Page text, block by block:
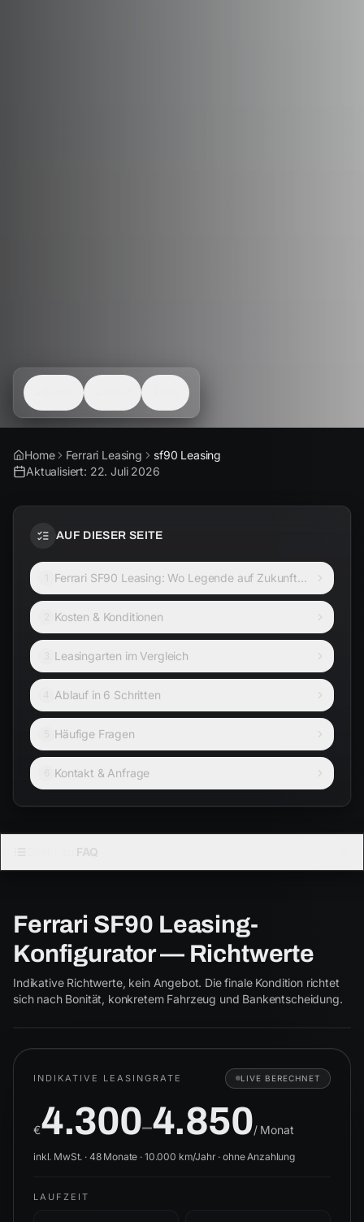
Home Ferrari Leasing
sf90 Leasing
Aktualisiert: 22. Juli 2026
AUF DIESER SEITE
Ferrari SF90 Leasing: Wo Legende auf Zukunft
trifft
Kosten & Konditionen
Leasingarten im Vergleich
Ablauf in 6 Schritten
Häufige Fragen
Kontakt & Anfrage
Ferrari SF90 Leasing-
Konfigurator — Richtwerte
Indikative Richtwerte, kein Angebot. Die finale Kondition richtet
sich nach Bonität, konkretem Fahrzeug und Bankentscheidung.
SF90
SF90
Coupé Cabrio
SF90
INDIKATIVE LEASINGRATE LIVE BERECHNET
€4.300–4.850/ Monat
inkl. MwSt. · 48Monate · 10.000 km/Jahr · ohne Anzahlung
LAUFZEIT